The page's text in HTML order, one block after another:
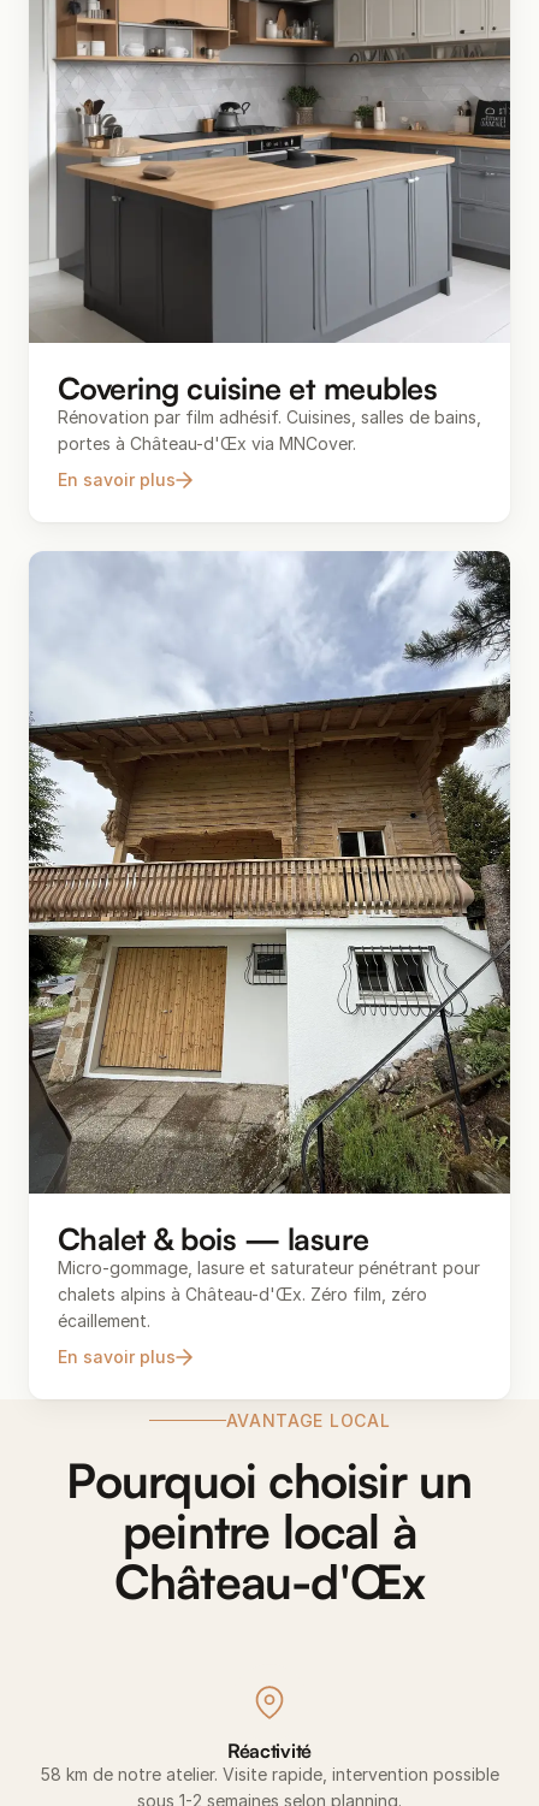
Covering cuisine et meubles
Rénovation par film adhésif. Cuisines, salles de bains,
portes à Château-d'Œx via MNCover.
En savoir plus
Chalet & bois — lasure
Micro-gommage, lasure et saturateur pénétrant pour
chalets alpins à Château-d'Œx. Zéro film, zéro
écaillement.
En savoir plus
AVANTAGE LOCAL
Pourquoi choisir un
peintre local à
Château-d'Œx
Réactivité
58 km de notre atelier. Visite rapide, intervention possible
sous 1-2 semaines selon planning.